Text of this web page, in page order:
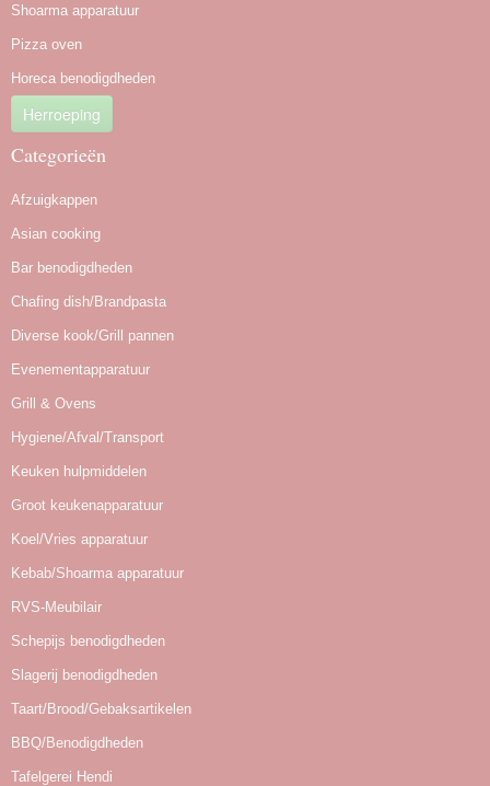
Shoarma apparatuur
Pizza oven
Horeca benodigdheden
Herroeping
Categorieën
Afzuigkappen
Asian cooking
Bar benodigdheden
Chafing dish/Brandpasta
Diverse kook/Grill pannen
Evenementapparatuur
Grill & Ovens
Hygiene/Afval/Transport
Keuken hulpmiddelen
Groot keukenapparatuur
Koel/Vries apparatuur
Kebab/Shoarma apparatuur
RVS-Meubilair
Schepijs benodigdheden
Slagerij benodigdheden
Taart/Brood/Gebaksartikelen
BBQ/Benodigdheden
Tafelgerei Hendi